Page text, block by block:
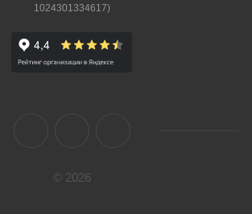
1024301334617)
© 2026